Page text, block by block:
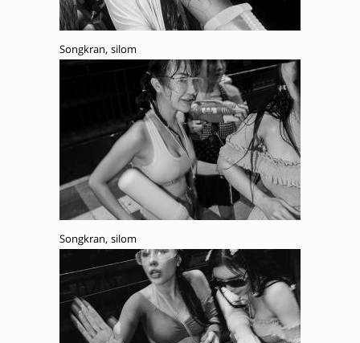
Songkran, silom
Songkran, silom